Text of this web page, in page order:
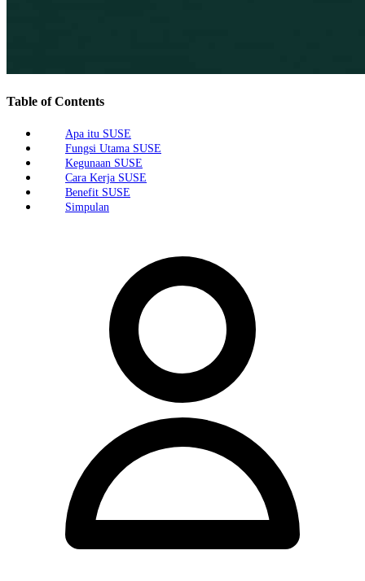
Table of Contents
Apa itu SUSE
Fungsi Utama SUSE
Kegunaan SUSE
Cara Kerja SUSE
Benefit SUSE
Simpulan